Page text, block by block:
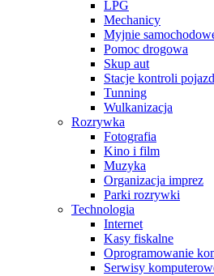
LPG
Mechanicy
Myjnie
Pomoc drogowa
Skup aut
Stacje kontroli
Tunning
Wulkanizacja
Rozrywka
Fotografia
Kino i film
Muzyka
Organizacja imprez
Parki rozrywki
Technologia
Internet
Kasy fiskalne
Oprogramowanie
Serwisy